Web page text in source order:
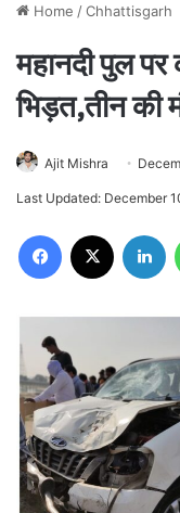
Home /Chhattisgarh
महानदी पुल
भिड़त,तीन की
Ajit Mishra
Last Updated: December
Facebook